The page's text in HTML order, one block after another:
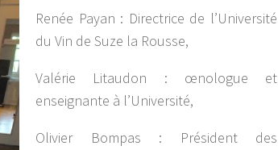
Renée Payan : Directrice de l’Université
du Vin de Suze la Rousse,
Valérie Litaudon : œnologue et
enseignante à l’Université,
Olivier Bompas : Président des